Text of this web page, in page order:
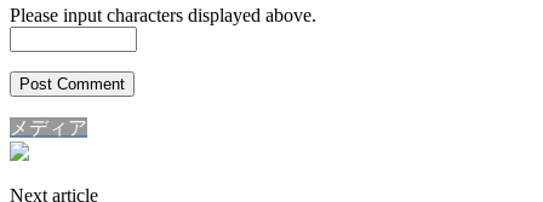
Please input characters displayed above.
メディア
Next article